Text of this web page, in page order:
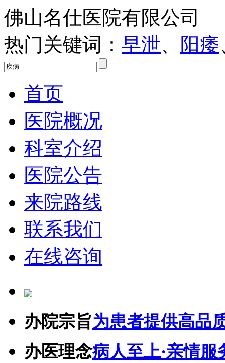
佛山名仕医院有限公司
热门关键词： 早泄、 阳痿
首页
医院概况
科室介绍
医院公告
来院路线
联系我们
在线咨询
办院宗旨为患者提供高品
办医理念病人至上·亲情服